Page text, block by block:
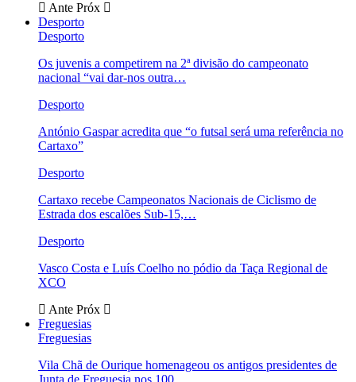
Ante Próx
Desporto
Desporto
Os juvenis a competirem na 2ª divisão do campeonato
nacional “vai dar-nos outra…
Desporto
António Gaspar acredita que “o futsal será uma referência no
Cartaxo”
Desporto
Cartaxo recebe Campeonatos Nacionais de Ciclismo de
Estrada dos escalões Sub-15,…
Desporto
Vasco Costa e Luís Coelho no pódio da Taça Regional de
XCO
Ante Próx
Freguesias
Freguesias
Vila Chã de Ourique homenageou os antigos presidentes de
Junta de Freguesia nos 100…